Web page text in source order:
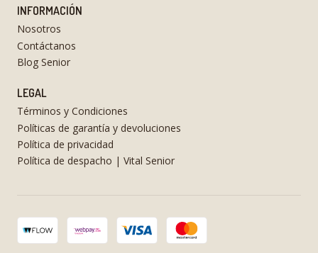
INFORMACIÓN
Nosotros
Contáctanos
Blog Senior
LEGAL
Términos y Condiciones
Políticas de garantía y devoluciones
Política de privacidad
Política de despacho | Vital Senior